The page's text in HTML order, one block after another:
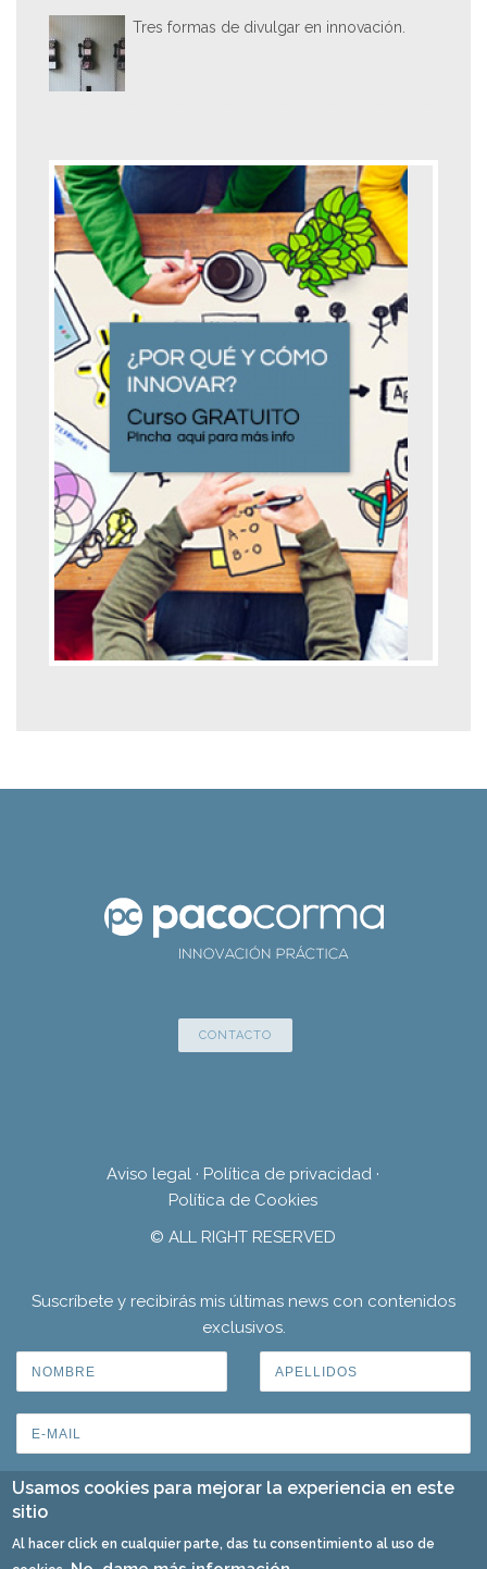
Tres formas de divulgar en innovación.
CONTACTO
Aviso legal · Política de privacidad ·
Política de Cookies
© ALL RIGHT RESERVED
Suscríbete y recibirás mis últimas news con contenidos
exclusivos.
Usamos cookies para mejorar la experiencia en este
sitio
Al hacer click en cualquier parte, das tu consentimiento al uso de